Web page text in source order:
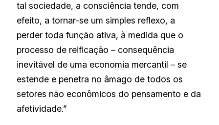
tal sociedade, a consciência tende, com
efeito, a tornar-se um simples reflexo, a
perder toda função ativa, à medida que o
processo de reificação – consequência
inevitável de uma economia mercantil – se
estende e penetra no âmago de todos os
setores não econômicos do pensamento e da
afetividade.”